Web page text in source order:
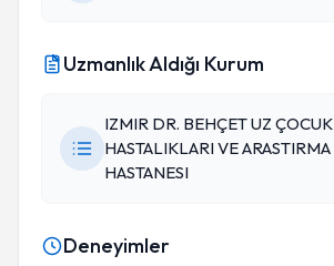
Uzmanlık Aldığı Kurum
IZMIR DR. BEHÇET UZ ÇOCUK
HASTALIKLARI VE ARASTIRMA
HASTANESI
Deneyimler